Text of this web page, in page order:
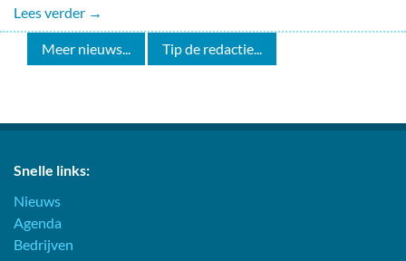
Lees verder →
Meer nieuws... Tip de redactie...
Snelle links:
Nieuws
Agenda
Bedrijven